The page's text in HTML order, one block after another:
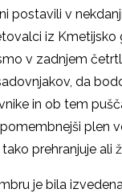
postavili v
iz
v zadnjem
da
in ob tem
plen
prehranjuje ali
je bila